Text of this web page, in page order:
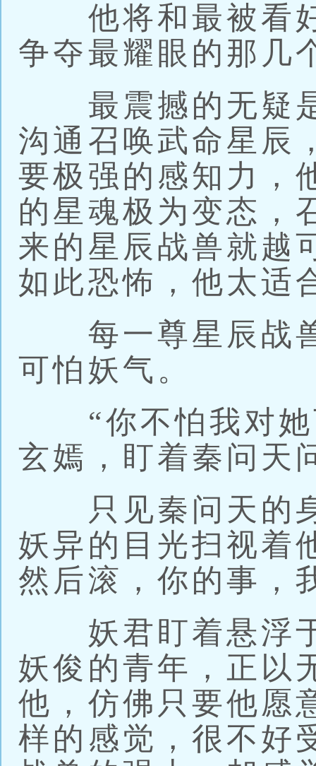
他将和最被看好
争夺最耀眼的那几
最震撼的无疑是
沟通召唤武命星辰
要极强的感知力，
的星魂极为变态，
来的星辰战兽就越
如此恐怖，他太适
每一尊星辰战兽
可怕妖气。
“你不怕我对她
玄嫣，盯着秦问天
只见秦问天的身
妖异的目光扫视着
然后滚，你的事，
妖君盯着悬浮于
妖俊的青年，正以
他，仿佛只要他愿
样的感觉，很不好